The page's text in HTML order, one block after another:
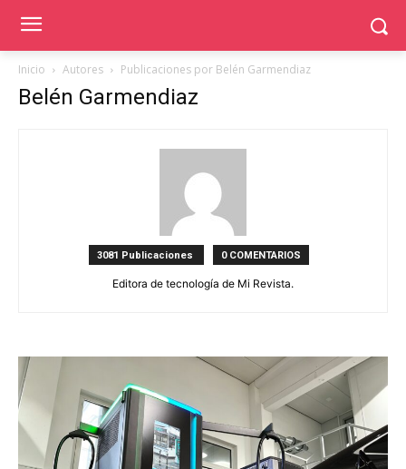
Inicio Autores Publicaciones por Belén Garmendiaz
Belén Garmendiaz
3081 Publicaciones 0 COMENTARIOS
Editora de tecnología de Mi Revista.